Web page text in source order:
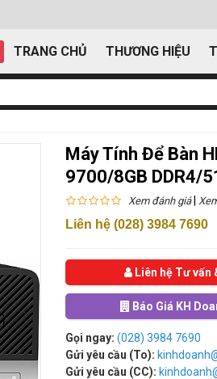
TRANG CHỦ THƯƠNG HIỆU
Máy Tính Để Bàn
9700/8GB DDR4/
Xem đánh giá|
Liên hệ (028) 3984 7690
Liên hệ Tư vấn
Báo Giá KH
Gọi ngay: (028) 3984 7690
Gửi yêu cầu (To):
Gửi yêu cầu (CC):